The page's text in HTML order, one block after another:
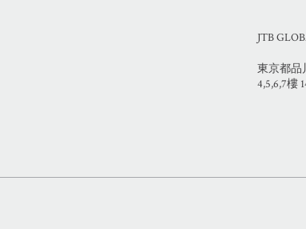
JTB
東京都品
4,5,6,7樓